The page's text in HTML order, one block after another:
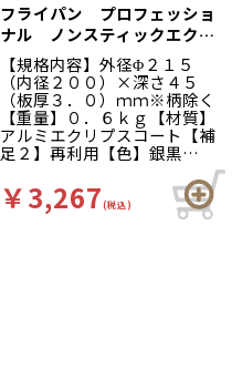
フライパン プロフェッショ
ナル ノンスティックエクリ
プス ８インチ ＥＢＭ
【規格内容】外径Φ２１５
（内径２００）×深さ４５
（板厚３．０）ｍｍ※柄除く
【重量】０．６ｋｇ【材質】
アルミエクリプスコート【補
足２】再利用【色】銀黒
【柄】柄無 業務用に適した
エクリプス（超耐摩耗、耐熱
性）フッ素樹脂コート。〈セ
ラミガード仕上げの特長〉シ
￥3,267(税込)